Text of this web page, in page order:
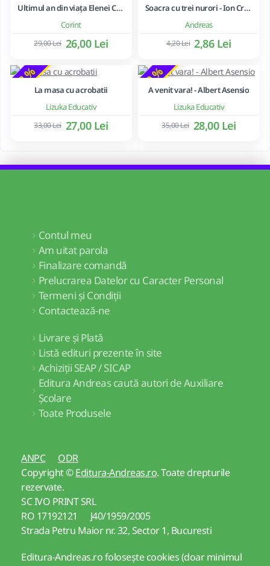
Corint
Ultimul an din viața Elenei Ceaușescu - LAVINIA BETEA
26,00 Lei
29,00 Lei
Andreas
Soacra cu trei nurori - Ion Creanga
2,86 Lei
4,20 Lei
-18 %
Lizuka Educativ
La masa cu acrobatii
27,00 Lei
33,00 Lei
-20 %
Lizuka Educativ
A venit vara! - Albert Asensio
28,00 Lei
35,00 Lei
Contul meu
Am uitat parola
Finalizare comandă
Prelucrarea Datelor cu Caracter Personal
Termeni și Condiții
Contactează-ne
Livrare și Plată
Listă edituri prezente în site
Achiziții SEAP / SICAP
Editura Andreas caută autori de Auxiliare
Școlare
Toate Produsele
ANPC
ODR
Copyright ©Editura-Andreas.ro. Toate drepturile
rezervate.
SC IVO PRINT SRL
RO 17192121 J40/1959/2005
Strada Petru Maior nr. 32, Sector 1, Bucuresti
Editura-Andreas.ro folosește cookies (doar minimul